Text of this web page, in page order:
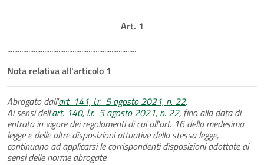
Art. 1
.........................................................................
Nota relativa all'articolo 1
Abrogato dall'art. 141, l.r. 5 agosto 2021, n. 22.
Ai sensi dell'art. 140, l.r. 5 agosto 2021, n. 22, fino alla data di
entrata in vigore dei regolamenti di cui all'art. 16 della medesima
legge e delle altre disposizioni attuative della stessa legge,
continuano ad applicarsi le corrispondenti disposizioni adottate ai
sensi delle norme abrogate.